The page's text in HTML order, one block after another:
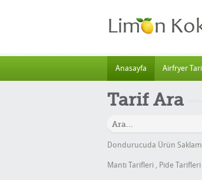
Anasayfa Airfryer
Tarif Ara
Dondurucuda Ürün
Mantı Tarifleri , Pide Tarifleri